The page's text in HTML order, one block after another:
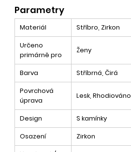
Parametry
Materiál
Stříbro, Zirkon
Určeno
primárně pro
Ženy
Barva
Stříbrná, Čirá
Povrchová
úprava
Lesk, Rhodiováno
Design
S kamínky
Osazení
Zirkon